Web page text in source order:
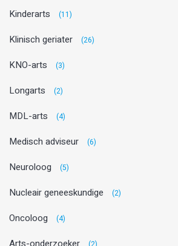
Kinderarts (11)
Klinisch geriater (26)
KNO-arts (3)
Longarts (2)
MDL-arts (4)
Medisch adviseur (6)
Neuroloog (5)
Nucleair geneeskundige (2)
Oncoloog (4)
Arts-onderzoeker